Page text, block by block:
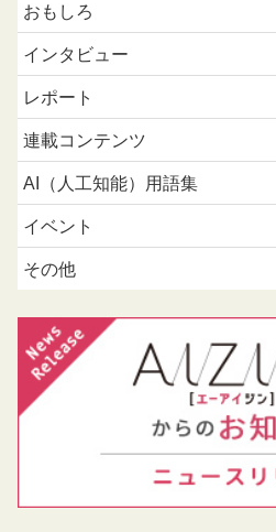
おもしろ
インタビュー
レポート
連載コンテンツ
AI（人工知能）用語集
イベント
その他